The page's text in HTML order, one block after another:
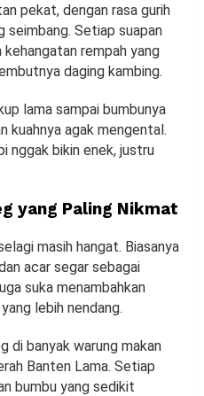
pekat, dengan rasa gurih
seimbang. Setiap suapan
kehangatan rempah yang
daging kambing.
lama sampai bumbunya
kuahnya agak mengental.
nggak bikin enek, justru
yang Paling Nikmat
masih hangat. Biasanya
acar segar sebagai
suka menambahkan
lebih nendang.
di banyak warung makan
Banten Lama. Setiap
bumbu yang sedikit